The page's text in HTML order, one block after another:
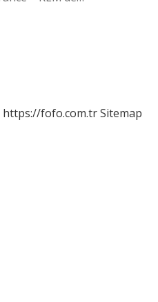
https://fofo.com.trSitemap